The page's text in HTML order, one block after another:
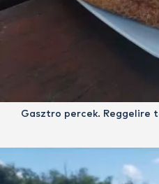
Gasztro percek. Reggelire